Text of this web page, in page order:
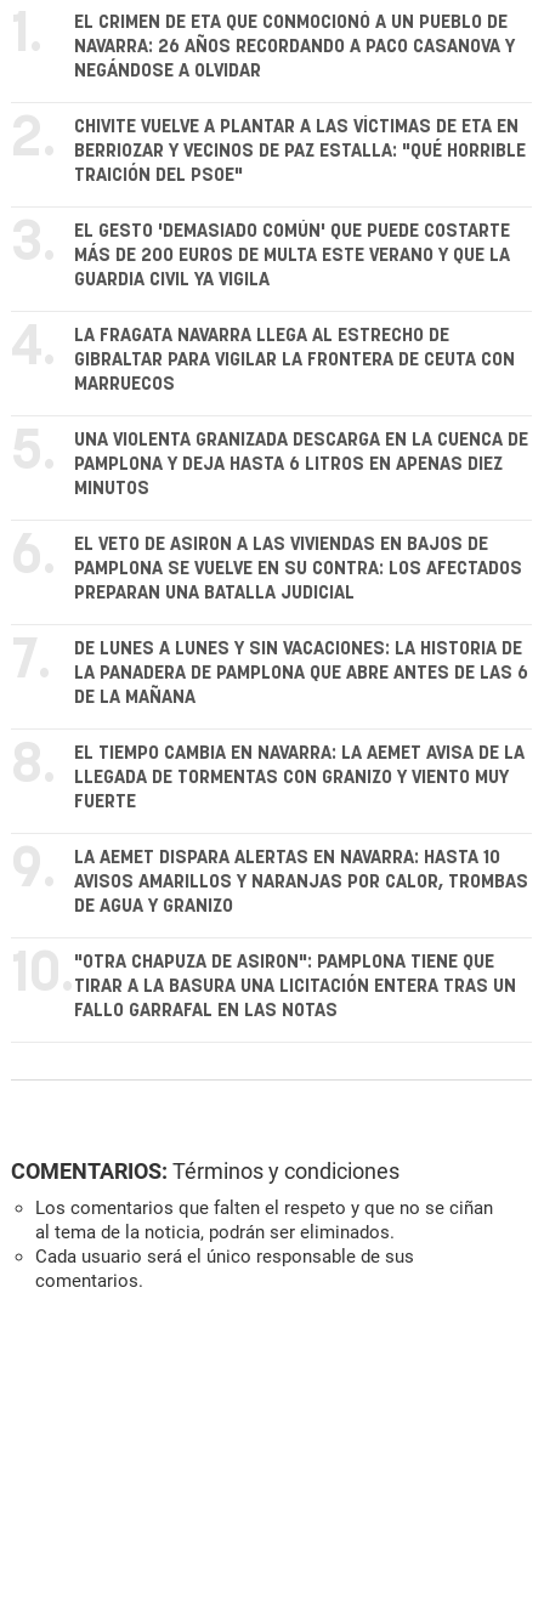
1.
EL CRIMEN DE ETA QUE CONMOCIONÓ A UN PUEBLO DE
NAVARRA: 26 AÑOS RECORDANDO A PACO CASANOVA Y
NEGÁNDOSE A OLVIDAR
2.
CHIVITE VUELVE A PLANTAR A LAS VÍCTIMAS DE ETA EN
BERRIOZAR Y VECINOS DE PAZ ESTALLA: "QUÉ HORRIBLE
TRAICIÓN DEL PSOE"
3.
EL GESTO 'DEMASIADO COMÚN' QUE PUEDE COSTARTE
MÁS DE 200 EUROS DE MULTA ESTE VERANO Y QUE LA
GUARDIA CIVIL YA VIGILA
4.
LA FRAGATA NAVARRA LLEGA AL ESTRECHO DE
GIBRALTAR PARA VIGILAR LA FRONTERA DE CEUTA CON
MARRUECOS
5.
UNA VIOLENTA GRANIZADA DESCARGA EN LA CUENCA DE
PAMPLONA Y DEJA HASTA 6 LITROS EN APENAS DIEZ
MINUTOS
6.
EL VETO DE ASIRON A LAS VIVIENDAS EN BAJOS DE
PAMPLONA SE VUELVE EN SU CONTRA: LOS AFECTADOS
PREPARAN UNA BATALLA JUDICIAL
7.
DE LUNES A LUNES Y SIN VACACIONES: LA HISTORIA DE
LA PANADERA DE PAMPLONA QUE ABRE ANTES DE LAS 6
DE LA MAÑANA
8.
EL TIEMPO CAMBIA EN NAVARRA: LA AEMET AVISA DE LA
LLEGADA DE TORMENTAS CON GRANIZO Y VIENTO MUY
FUERTE
9.
LA AEMET DISPARA ALERTAS EN NAVARRA: HASTA 10
AVISOS AMARILLOS Y NARANJAS POR CALOR, TROMBAS
DE AGUA Y GRANIZO
10. "OTRA CHAPUZA DE ASIRON": PAMPLONA TIENE QUE
TIRAR A LA BASURA UNA LICITACIÓN ENTERA TRAS UN
FALLO GARRAFAL EN LAS NOTAS
COMENTARIOS: Términos y condiciones
Los comentarios que falten el respeto y que no se ciñan
al tema de la noticia, podrán ser eliminados.
Cada usuario será el único responsable de sus
comentarios.